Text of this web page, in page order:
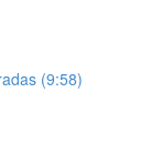
(9:58)